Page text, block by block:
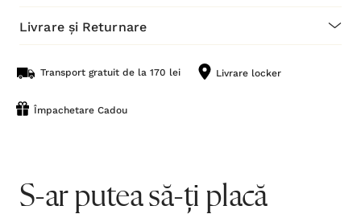
Livrare și Returnare
Transport gratuit de la 170 lei Livrare locker
Împachetare Cadou
S-ar putea să-ți placă